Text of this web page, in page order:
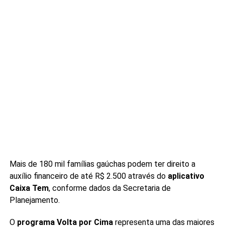
Mais de 180 mil famílias gaúchas podem ter direito a
auxílio financeiro de até R$ 2.500 através do aplicativo
Caixa Tem, conforme dados da Secretaria de
Planejamento.
O programa Volta por Cimarepresenta uma das maiores